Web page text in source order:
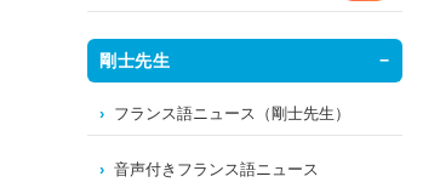
剛士先生
フランス語ニュース（剛士先生）
音声付きフランス語ニュース